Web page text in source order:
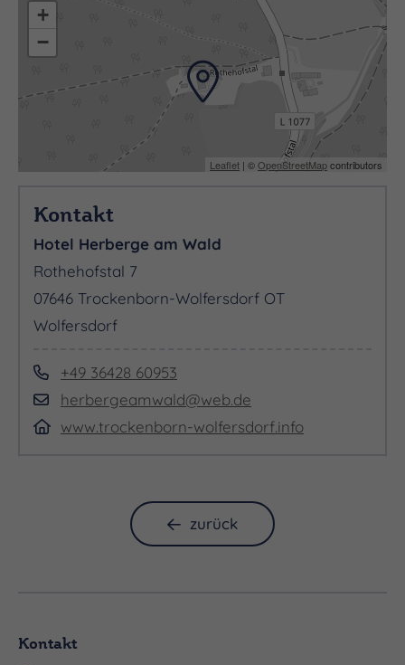
+
−
Leaflet | ©OpenStreetMapcontributors
Kontakt
Hotel Herberge am Wald
Rothehofstal 7
07646 Trockenborn-Wolfersdorf OT
Wolfersdorf
+49 36428 60953
herbergeamwald@web.de
www.trockenborn-wolfersdorf.info
zurück
Kontakt